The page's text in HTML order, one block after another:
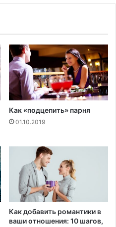
Как «подцепить» парня
01.10.2019
Как добавить романтики в
ваши отношения: 10 шагов,